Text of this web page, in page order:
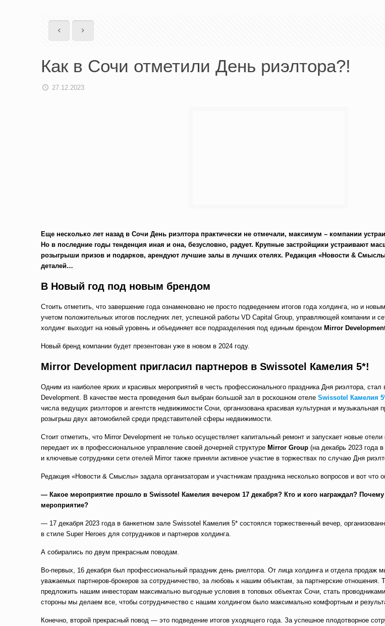
Как в Сочи отметили День риэлтора?!
27.12.2023
Еще несколько лет назад в Сочи День риэлтора практически не отмечали, максимум – компании
Но в последние годы тенденция иная и она, безусловно, радует. Крупные застройщики устраивают
розыгрыши призов и подарков, арендуют лучшие залы в лучших отелях. Редакция «Новости &
деталей…
В Новый год под новым брендом
Стоить отметить, что завершение года ознаменовано не просто подведением итогов года холдинга, но и
учетом положительных итогов последних лет, успешной работы VD Capital Group, управляющей компании и
холдинг выходит на новый уровень и объединяет все подразделения под единым брендомMirror
Новый бренд компании будет презентован уже в новом в 2024 году.
Mirror Development пригласил партнеров в Swissotel Камелия 5*!
Одним из наиболее ярких и красивых мероприятий в честь профессионального праздника Дня риэлтора, стал
Development. В качестве места проведения был выбран большой зал в роскошном отелеSwissotel Камелия
числа ведущих риэлторов и агентств недвижимости Сочи, организована красивая культурная и музыкальная
розыгрыш двух автомобилей среди представителей сферы недвижимости.
Стоит отметить, что Mirror Development не только осуществляет капитальный ремонт и запускает новые
передает их в профессиональное управление своей дочерней структуреMirrorGroup (на декабрь 2023 года
и ключевые сотрудники сети отелей Mirror также приняли активное участие в торжествах по случаю Дня
Редакция «Новости & Смыслы» задала организаторам и участникам праздника несколько вопросов и вот что
— Какое мероприятие прошло в Swissotel Камелия вечером 17 декабря? Кто и кого награждал?
мероприятие?
— 17 декабря 2023 года в банкетном зале Swissotel Камелия 5* состоялся торжественный вечер,
в стиле Super Heroes для сотрудников и партнеров холдинга.
А собирались по двум прекрасным поводам.
Во-первых, 16 декабря был профессиональный праздник день риелтора. От лица холдинга и отдела продаж
уважаемых партнеров-брокеров за сотрудничество, за любовь к нашим объектам, за партнерские отношения.
предложить нашим инвесторам максимально выгодные условия в топовых объектах Сочи, стать
стороны мы делаем все, чтобы сотрудничество с нашим холдингом было максимально комфортным и
Конечно, второй прекрасный повод — это подведение итогов уходящего года. За успешное плодотворное